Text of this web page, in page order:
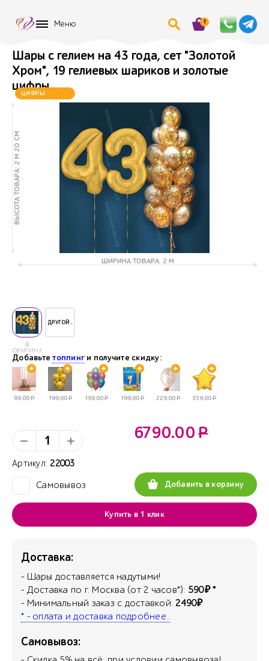
Меню 1
Шары с гелием на 43 года, сет "Золотой
Хром", 19 гелиевых шариков и золотые
цифры, .
ЦИФРЫ
ВЫСОТА ТОВАРА: 2 М 20 СМ
ШИРИНА ТОВАРА: 2 М
В
ОРИГИНАЛЕ
ДРУГОЙ..
Добавьтетоппинг и получите скидку:
99.00Р 199.00Р 199.00Р 199.00Р 229.00Р 359.00Р
Артикул: 22003
Самовывоз
6790.00Р
Добавить в корзину
Купить в 1 клик
Доставка:
- Шары доставляется надутыми!
- Доставка по г. Москва (от 2 часов*): 590₽ *
- Минимальный заказ с доставкой:2490₽
* - оплата и доставка подробнее..
Самовывоз: